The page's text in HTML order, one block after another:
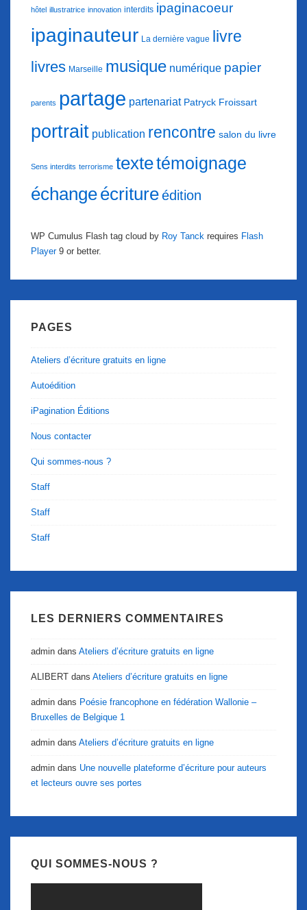
hôtel illustratrice innovation interdits ipaginacoeur
ipaginauteur La dernière vague livre
livres Marseille musique numérique papier
parents partage partenariat Patryck Froissart
portrait publication rencontre salon du livre
Sens interdits terrorisme textetémoignage
échangeécritureédition
WP Cumulus Flash tag cloud by Roy Tanck requires Flash
Player9 or better.
PAGES
Ateliers d’écriture gratuits en ligne
Autoédition
iPagination Éditions
Nous contacter
Qui sommes-nous ?
Staff
Staff
Staff
LES DERNIERS COMMENTAIRES
admin dans Ateliers d’écriture gratuits en ligne
ALIBERT dans Ateliers d’écriture gratuits en ligne
admin dans Poésie francophone en fédération Wallonie –
Bruxelles de Belgique 1
admin dans Ateliers d’écriture gratuits en ligne
admin dans Une nouvelle plateforme d’écriture pour auteurs
et lecteurs ouvre ses portes
QUI SOMMES-NOUS ?